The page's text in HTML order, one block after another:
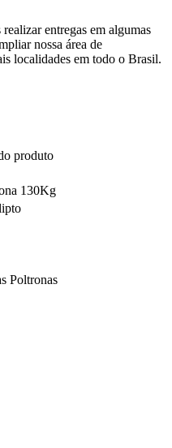
entregas em algumas
nossa área de
localidades em todo o Brasil.
produto
130Kg
Poltronas